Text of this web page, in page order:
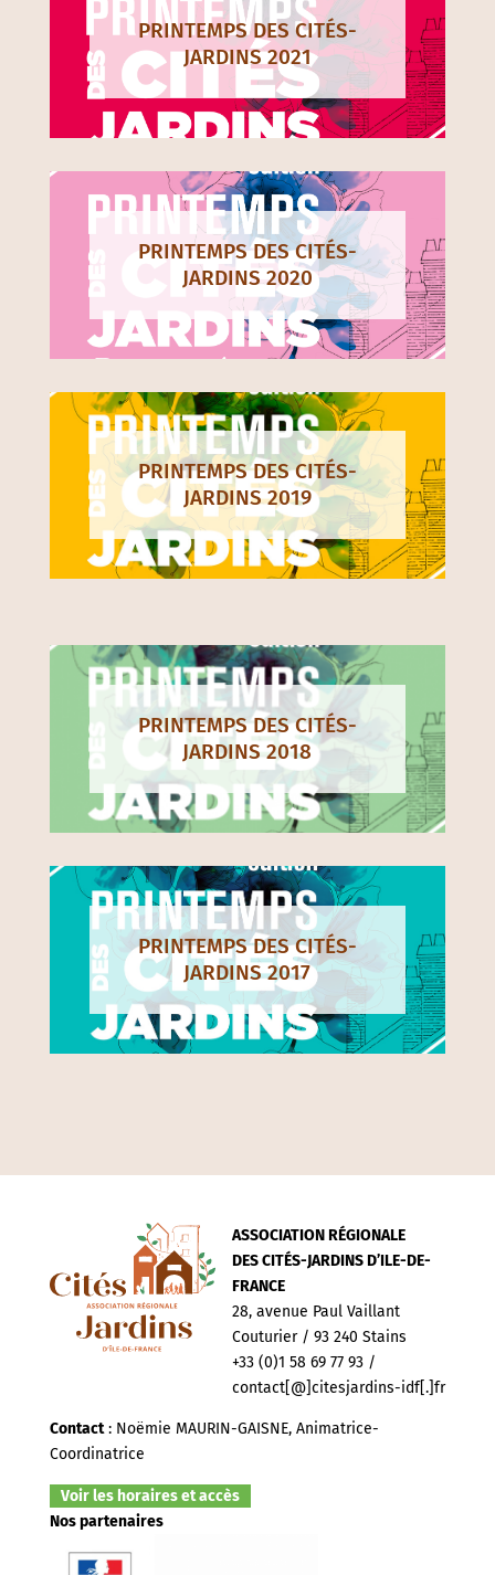
PRINTEMPS DES CITÉS-
JARDINS 2021
PRINTEMPS DES CITÉS-
JARDINS 2020
PRINTEMPS DES CITÉS-
JARDINS 2019
PRINTEMPS DES CITÉS-
JARDINS 2018
PRINTEMPS DES CITÉS-
JARDINS 2017
ASSOCIATION RÉGIONALE
DES CITÉS-JARDINS D’ILE-DE-
FRANCE
28, avenue Paul Vaillant
Couturier / 93 240 Stains
+33 (0)1 58 69 77 93 /
contact[@]citesjardins-idf[.]fr
Contact: Noëmie MAURIN-GAISNE, Animatrice-
Coordinatrice
Voir les horaires et accès
Nos partenaires